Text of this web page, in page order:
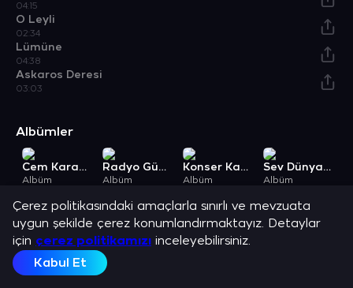
04:15
O Leyli
02:34
Lümüne
04:38
Askaros Deresi
03:03
Albümler
Cem Karaca ve İngilizce Şarkılar
Albüm
Radyo Günleri
Albüm
Konser Kayıtları 2
Albüm
Sev Dünyayı 2
Albüm
Açıklama
Cem Karaca ve en sevilen şarkılarını dinle.
Çerez politikasındaki amaçlarla sınırlı ve mevzuata
uygun şekilde çerez konumlandırmaktayız. Detaylar
için çerez politikamızı inceleyebilirsiniz.
Kabul Et